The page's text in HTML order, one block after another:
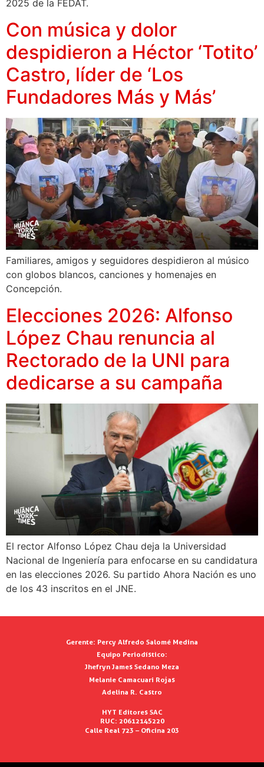
2025 de la FEDAT.
Con música y dolor
despidieron a Héctor ‘Totito’
Castro, líder de ‘Los
Fundadores Más y Más’
Familiares, amigos y seguidores despidieron al músico
con globos blancos, canciones y homenajes en
Concepción.
Elecciones 2026: Alfonso
López Chau renuncia al
Rectorado de la UNI para
dedicarse a su campaña
El rector Alfonso López Chau deja la Universidad
Nacional de Ingeniería para enfocarse en su candidatura
en las elecciones 2026. Su partido Ahora Nación es uno
de los 43 inscritos en el JNE.
Gerente: Percy Alfredo Salomé Medina
Equipo Periodístico:
Jhefryn James Sedano Meza
Melanie Camacuari Rojas
Adelina R. Castro
HYT Editores SAC
RUC: 20612145220
Calle Real 723 – Oficina 203